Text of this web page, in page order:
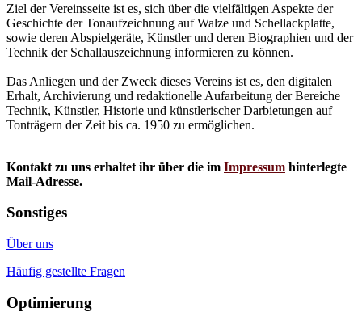
Ziel der Vereinsseite ist es, sich über die vielfältigen Aspekte der
Geschichte der Tonaufzeichnung auf Walze und Schellackplatte,
sowie deren Abspielgeräte, Künstler und deren Biographien und der
Technik der Schallauszeichnung informieren zu können.
Das Anliegen und der Zweck dieses Vereins ist es, den digitalen
Erhalt, Archivierung und redaktionelle Aufarbeitung der Bereiche
Technik, Künstler, Historie und künstlerischer Darbietungen auf
Tonträgern der Zeit bis ca. 1950 zu ermöglichen.
Kontakt zu uns erhaltet ihr über die im Impressum hinterlegte
Mail-Adresse.
Sonstiges
Über uns
Häufig gestellte Fragen
Optimierung